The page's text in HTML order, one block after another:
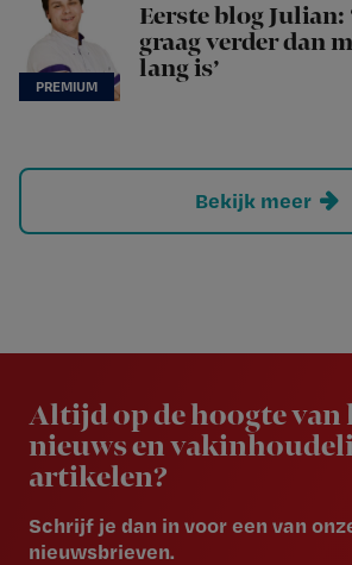
Eerste blog
graag verder dan
lang is’
Bekijk meer
Altijd op de hoogte van
nieuws en
artikelen?
Schrijf je dan in voor een van
nieuwsbrieven.